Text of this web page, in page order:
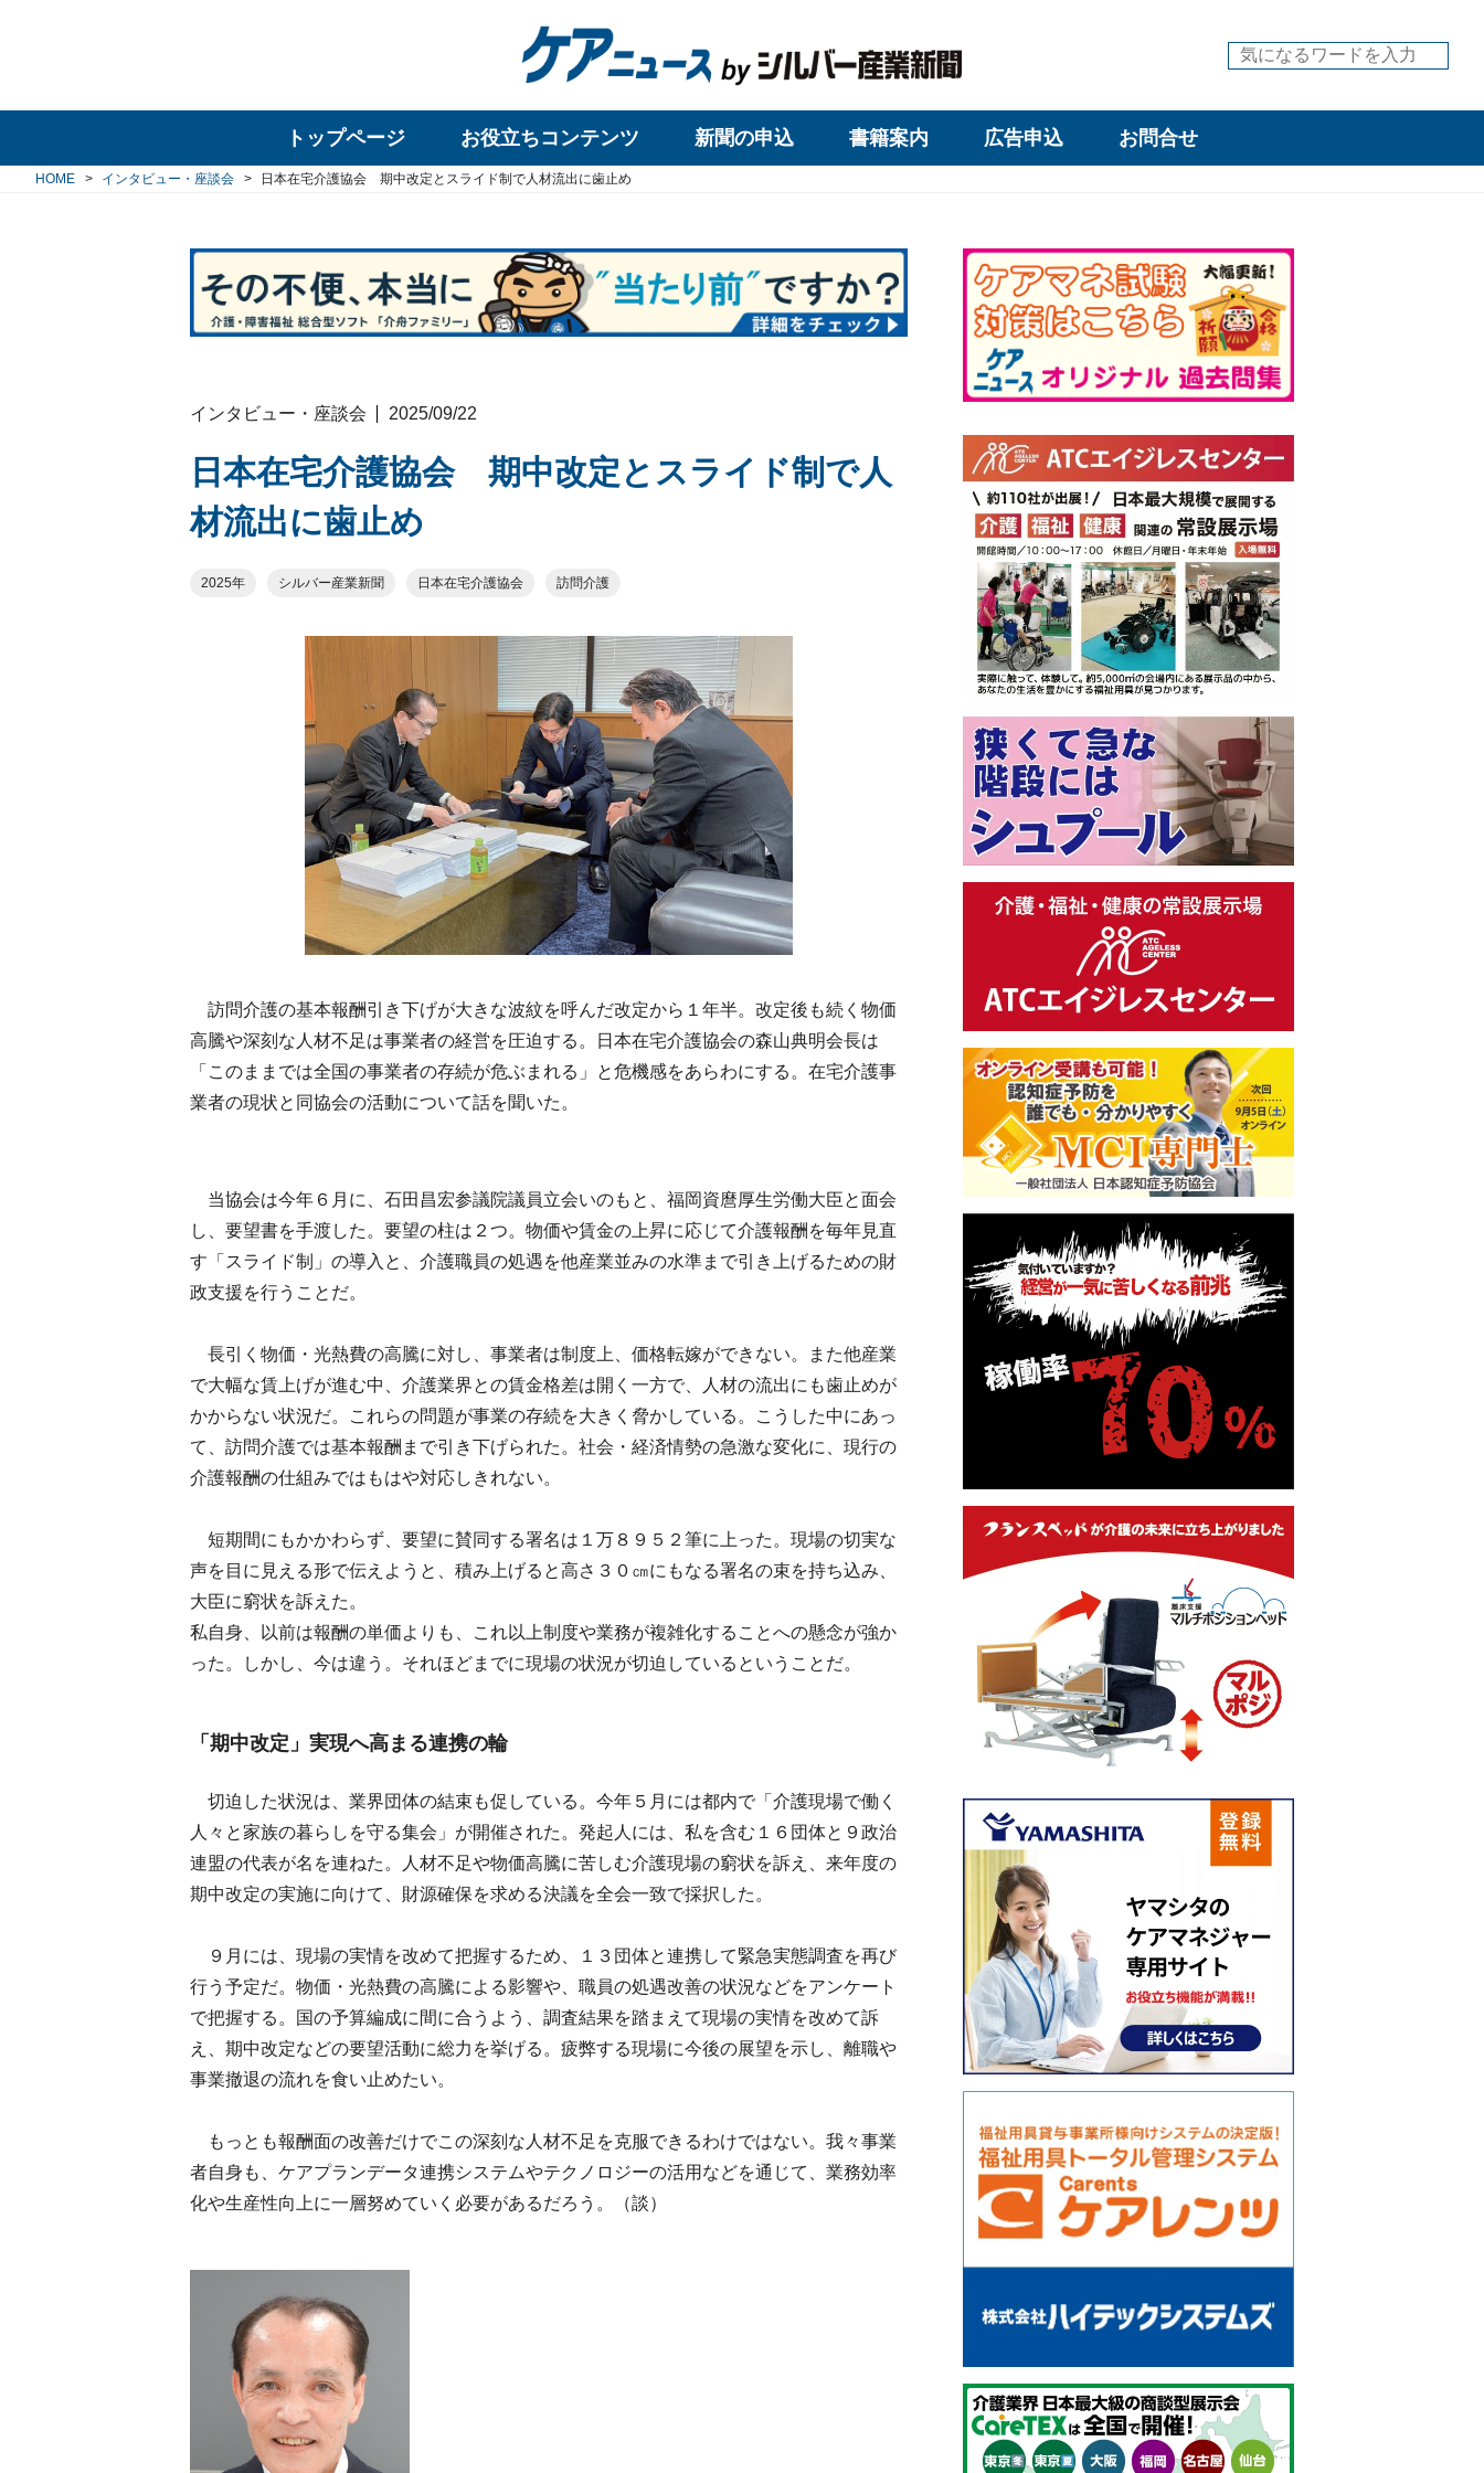
トップページ お役立ちコンテンツ 新聞の申込 書籍案内 広告申込 お問合せ
HOME インタビュー・座談会 日本在宅介護協会 期中改定とスライド制で人材流出に歯止め
インタビュー・座談会 2025/09/22
日本在宅介護協会 期中改定とスライド制で人
材流出に歯止め
2025年 シルバー産業新聞 日本在宅介護協会 訪問介護
訪問介護の基本報酬引き下げが大きな波紋を呼んだ改定から１年半。改定後も続く物価
高騰や深刻な人材不足は事業者の経営を圧迫する。日本在宅介護協会の森山典明会長は
「このままでは全国の事業者の存続が危ぶまれる」と危機感をあらわにする。在宅介護事
業者の現状と同協会の活動について話を聞いた。
当協会は今年６月に、石田昌宏参議院議員立会いのもと、福岡資麿厚生労働大臣と面会
し、要望書を手渡した。要望の柱は２つ。物価や賃金の上昇に応じて介護報酬を毎年見直
す「スライド制」の導入と、介護職員の処遇を他産業並みの水準まで引き上げるための財
政支援を行うことだ。
長引く物価・光熱費の高騰に対し、事業者は制度上、価格転嫁ができない。また他産業
で大幅な賃上げが進む中、介護業界との賃金格差は開く一方で、人材の流出にも歯止めが
かからない状況だ。これらの問題が事業の存続を大きく脅かしている。こうした中にあっ
て、訪問介護では基本報酬まで引き下げられた。社会・経済情勢の急激な変化に、現行の
介護報酬の仕組みではもはや対応しきれない。
短期間にもかかわらず、要望に賛同する署名は１万８９５２筆に上った。現場の切実な
声を目に見える形で伝えようと、積み上げると高さ３０㎝にもなる署名の束を持ち込み、
大臣に窮状を訴えた。
私自身、以前は報酬の単価よりも、これ以上制度や業務が複雑化することへの懸念が強か
った。しかし、今は違う。それほどまでに現場の状況が切迫しているということだ。
「期中改定」実現へ高まる連携の輪
切迫した状況は、業界団体の結束も促している。今年５月には都内で「介護現場で働く
人々と家族の暮らしを守る集会」が開催された。発起人には、私を含む１６団体と９政治
連盟の代表が名を連ねた。人材不足や物価高騰に苦しむ介護現場の窮状を訴え、来年度の
期中改定の実施に向けて、財源確保を求める決議を全会一致で採択した。
９月には、現場の実情を改めて把握するため、１３団体と連携して緊急実態調査を再び
行う予定だ。物価・光熱費の高騰による影響や、職員の処遇改善の状況などをアンケート
で把握する。国の予算編成に間に合うよう、調査結果を踏まえて現場の実情を改めて訴
え、期中改定などの要望活動に総力を挙げる。疲弊する現場に今後の展望を示し、離職や
事業撤退の流れを食い止めたい。
もっとも報酬面の改善だけでこの深刻な人材不足を克服できるわけではない。我々事業
者自身も、ケアプランデータ連携システムやテクノロジーの活用などを通じて、業務効率
化や生産性向上に一層努めていく必要があるだろう。（談）